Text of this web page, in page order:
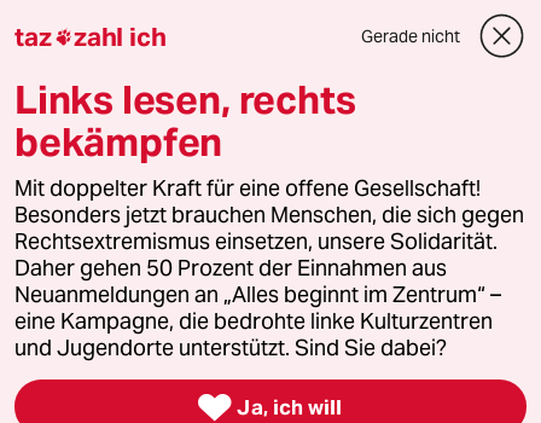
Downloads für Abonnierende
© 2026 taz Verlags und Vertriebs GmbH
Alle Rechte vorbehalten. Bei rechtlichen Fragen oder für Genehmigungen
wenden Sie sich bitte an
lizenzen@taz.de
Feedback Redaktionsstatut Kommune-Richtlinien
Leitlinie Informant Datenschutz Impressum AGB
Seitenwende Einwilligungen widerrufen (Ads)
taz zahl ich Gerade nicht
Links lesen, rechts
bekämpfen
Mit doppelter Kraft für eine offene Gesellschaft!
Besonders jetzt brauchen Menschen, die sich gegen
Rechtsextremismus einsetzen, unsere Solidarität.
Daher gehen 50 Prozent der Einnahmen aus
Neuanmeldungen an „Alles beginnt im Zentrum“ –
eine Kampagne, die bedrohte linke Kulturzentren
und Jugendorte unterstützt. Sind Sie dabei?
 Ja, ich will